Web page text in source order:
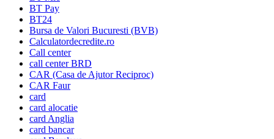
BT Pay
BT24
Bursa de Valori Bucuresti (BVB)
Calculatordecredite.ro
Call center
call center BRD
CAR (Casa de Ajutor Reciproc)
CAR Faur
card
card alocatie
card Anglia
card bancar